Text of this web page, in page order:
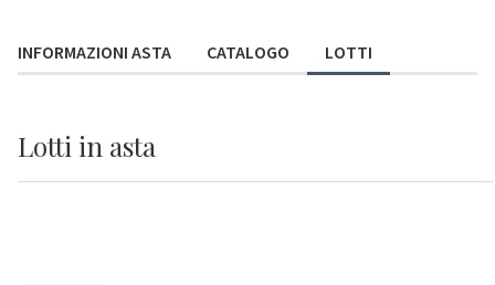
INFORMAZIONI ASTA CATALOGO LOTTI
Lotti in asta